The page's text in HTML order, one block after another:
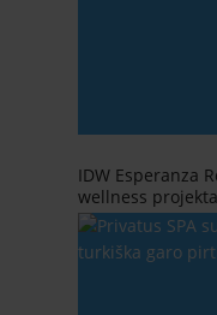
IDW Esperanza
wellness